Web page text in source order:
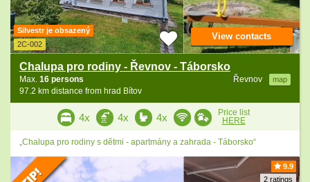
Silvestr je obsazený
2C-002
Chalupa pro rodiny - Řevnov - Táborsko
Řevnov map
Max. 16 persons
97.2 km distance from hrad Bítov
View contacts
4x 4x 4x
Price list
HERE
„Chalupa pro rodiny s dětmi - apartmány a zahrada - Táborsko“
9.9
2 ratings